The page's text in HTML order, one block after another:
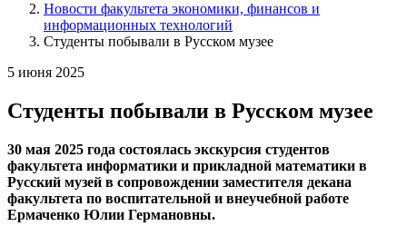
Новости факультета экономики, финансов и
информационных технологий
Студенты побывали в Русском музее
5 июня 2025
Студенты побывали в Русском музее
30 мая 2025 года состоялась экскурсия студентов
факультета информатики и прикладной математики в
Русский музей в сопровождении заместителя декана
факультета по воспитательной и внеучебной работе
Ермаченко Юлии Германовны.